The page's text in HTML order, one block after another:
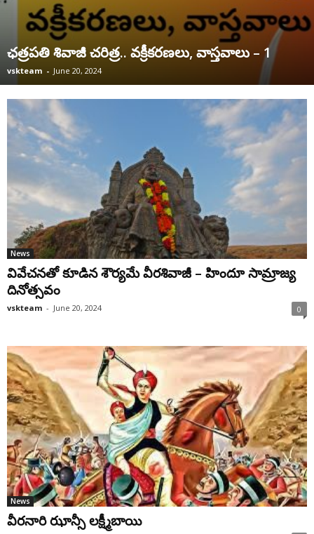
ఛ‌త్ర‌ప‌తి శివాజీ చరిత్ర‌.. వ‌క్రీక‌ర‌ణ‌లు, వాస్త‌వాలు – 1
vskteam - June 20, 2024
News
వివేచనతో కూడిన శౌర్యమే వీరశివాజీ – హిందూ సామ్రాజ్య
దినోత్సవం
vskteam - June 20, 2024 0
News
వీరనారి ఝాన్సీ ల‌క్ష్మీబాయి